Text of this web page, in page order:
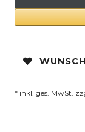
* inkl. ges. MwSt.